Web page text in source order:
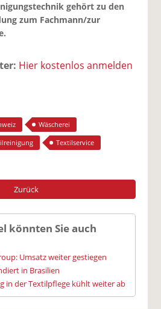
gehört zu den
zum Fachmann/zur
Hier kostenlos anmelden
Wäscherei
Textilservice
Zurück
könnten Sie auch
Umsatz weiter gestiegen
in Brasilien
in der Textilpflege kühlt weiter ab